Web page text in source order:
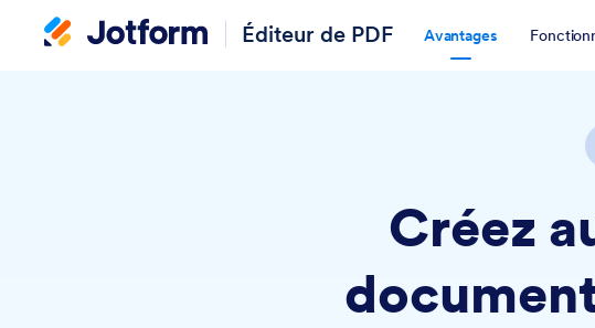
Éditeur de PDF Avantages
Créez